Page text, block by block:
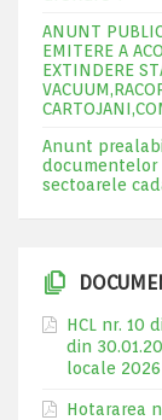
ANUNT
EMITERE A
EXTINDERE
Anunt
sectoarele
HCL nr. 10
din
locale 2026
Hotararea